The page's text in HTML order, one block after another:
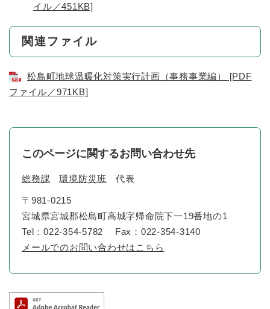
イル／451KB]
関連ファイル
松島町地球温暖化対策実行計画（事務事業編） [PDF
ファイル／971KB]
このページに関するお問い合わせ先
総務課 環境防災班 代表
〒981-0215
宮城県宮城郡松島町高城字帰命院下一19番地の1
Tel：022-354-5782
Fax：022-354-3140
メールでのお問い合わせはこちら